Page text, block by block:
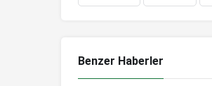
Benzer Haberler